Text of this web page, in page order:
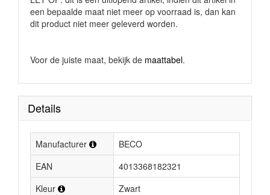
een bepaalde maat niet meer op voorraad is, dan kan
dit product niet meer geleverd worden.
Voor de juiste maat, bekijk de maattabel.
Details
Manufacturer
BECO
EAN
4013368182321
Kleur
Zwart